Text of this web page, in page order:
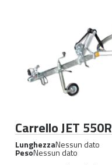
Carrello JET 550R
LunghezzaNessun dato
PesoNessun dato